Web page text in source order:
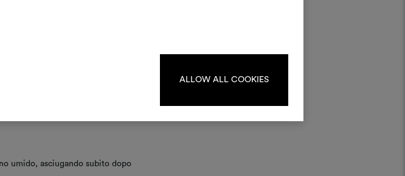
ALLOW ALL COOKIES
umido, asciugando subito dopo
LOGIN